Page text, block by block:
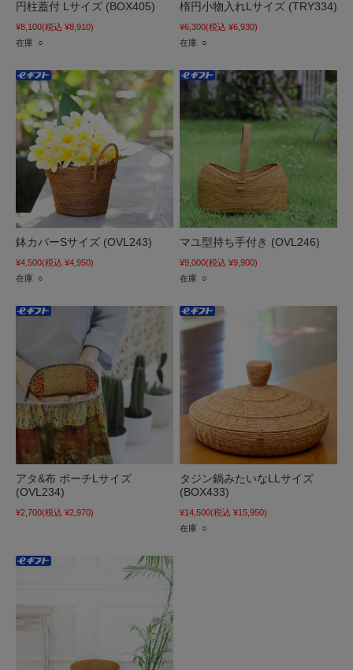
円柱蓋付 Lサイズ (BOX405)
¥8,100(税込 ¥8,910)
在庫 ○
楕円小物入れLサイズ (TRY334)
¥6,300(税込 ¥6,930)
在庫 ○
鉢カバーSサイズ (OVL243)
¥4,500(税込 ¥4,950)
在庫 ○
マユ型持ち手付き (OVL246)
¥9,000(税込 ¥9,900)
在庫 ○
アタ&布 ポーチLサイズ
(OVL234)
¥2,700(税込 ¥2,970)
タジン鍋みたいなLLサイズ
(BOX433)
¥14,500(税込 ¥15,950)
在庫 ○